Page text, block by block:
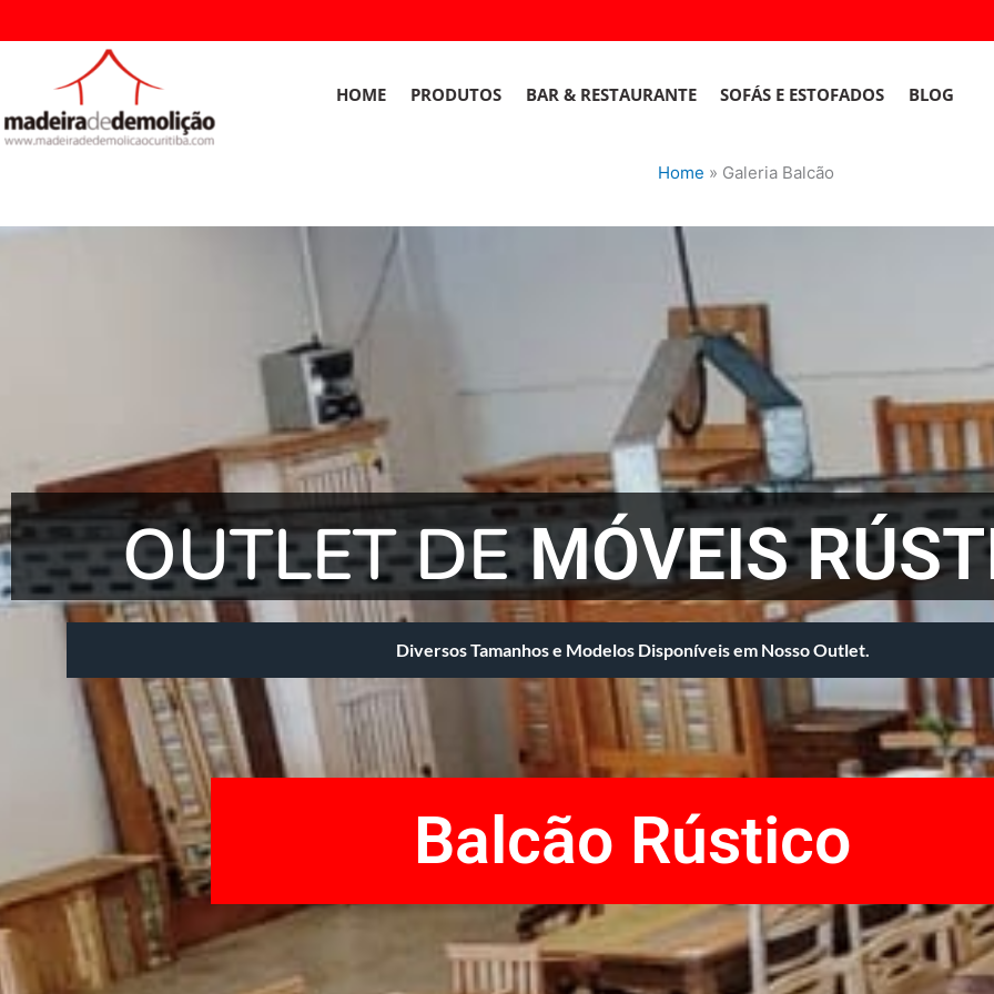
para
conteúdo
HOME PRODUTOS BAR & RESTAURANTE SOFÁS E ESTOFADOS BLOG
Home » Galeria Balcão
OUTLET DEMÓVEIS
Diversos Tamanhos e Modelos Disponíveis em Nosso Outlet.
Balcão Rústico